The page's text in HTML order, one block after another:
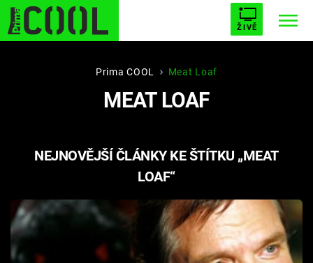
ŽIVĚ
STARHOUSE BUFFY, PŘEMOŽITELKA UPÍRŮ
PLNEJ KOTEL AVENGERS 5
Filmy
Seriály
Prima COOL Meat Loaf
MEAT LOAF
NEJNOVĚJŠÍ ČLÁNKY KE ŠTÍTKU „MEAT
LOAF“